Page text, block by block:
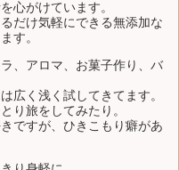
心がけています。
だけ気軽にできる無添加な
す。
、アロマ、お菓子作り、バ
広く浅く試してきてます。
り旅をしてみたり。
ですが、ひきこもり癖があ